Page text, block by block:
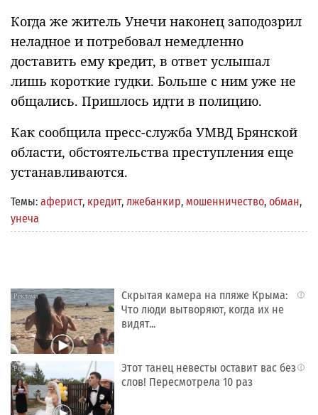
Когда же житель Унечи наконец заподозрил
неладное и потребовал немедленно
доставить ему кредит, в ответ услышал
лишь короткие гудки. Больше с ним уже не
общались. Пришлось идти в полицию.
Как сообщила пресс-служба УМВД Брянской
области, обстоятельства преступления еще
устанавливаются.
Темы: аферист, кредит, лжебанкир, мошенничество, обман,
унеча
i
Скрытая камера на пляже Крыма:
Что люди вытворяют, когда их не
видят...
i
Этот танец невесты оставит вас без
слов! Пересмотрела 10 раз